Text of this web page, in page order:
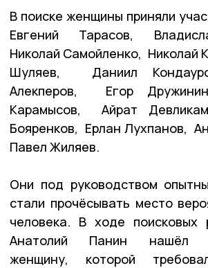
В поиске женщины приняли
Евгений Тарасов,
Николай Самойленко, Николай
Шуляев, Даниил
Алекперов, Егор
Карамысов, Айрат
Бояренков, Ерлан Лухпанов,
Павел Жиляев.
Они под руководством
стали прочёсывать место
человека. В ходе поисковых
Анатолий Панин нашёл
женщину, которой